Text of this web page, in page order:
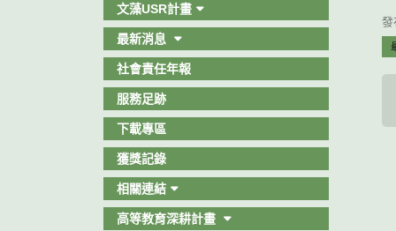
文藻USR計畫
最新消息
社會責任年報
服務足跡
下載專區
獲獎記錄
相關連結
高等教育深耕計畫
發